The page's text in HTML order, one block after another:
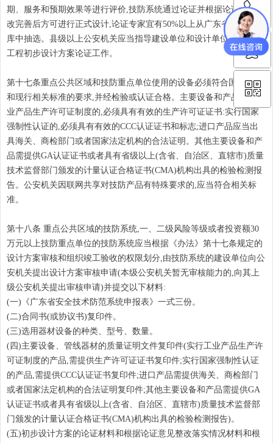
期、服务和预期效果等进行评价,技防系统通过论证并根据论证意见整
改完善后方可进行正式设计,论证专家宜有50%以上从广东省安防专家
库中抽选。县级以上公安机关应当指导建设单位和设计单位开展技防
工程初步设计方案论证工作。
第十七条重点公共区域和技防重点单位使用的设备必须符合国家法规
和现行相关标准的要求,并经检验或认证合格。主要设备和产品实行工
业产品生产许可证制度的,必须具有有效的生产许可证证书:实行国家
强制性认证的,必须具有有效的CCC认证证书和标志;进口产品应当出
具海关、商检部门或者国家法定机构的合法证明。其他主要设备和产
品需提供GA认证证书或者具有省级以上(含省、自治区、直辖市)质量
技术监督部门颁发的计量认证合格证书(CMA)机构出具的检验检测报
告。公安机关因联网共享对技防产品有特殊要求的,应当符合相关标
准。
第十八条 重点公共区域的技防系统,一、二级风险等级或者投资额30
万元以上技防重点单位的技防系统应当根据《办法》第十七条规定的
设计方案审核和组织竣工验收的权限划分,由技防系统的建设单位向公
安机关提出设计方案审核申请(本级公安机关暂无审核能力的,向其上
级公安机关提出审核申请)并提交以下材料:
(一)《广东省安全技术防范系统申报表》一式三份。
(二)合同书(或协议书)复印件。
(三)选用器材设备的种类、型号、数量。
(四)主要设备、管线器材的质量证明文件复印件(实行工业产品生产许
可证制度的产品,需提供生产许可证证书复印件;实行国家强制性认证
的产品,需提供CCC认证证书复印件;进口产品需提供海关、商检部门
或者国家法定机构的合法证明复印件;其他主要设备和产品需提供GA
认证证书或者具有省级以上(含省、自治区、直辖市)质量技术监督部
门颁发的计量认证合格证书(CMA)机构出具的检验检测报告)。
(五)初步设计方案的论证材料和根据论证意见整改落实情况材料和根
回到顶部
ꂅ
15302232818
ꁗ
QQ客服
ꀥ
微信二维码